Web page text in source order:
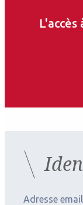
Les
ce
Adresse email